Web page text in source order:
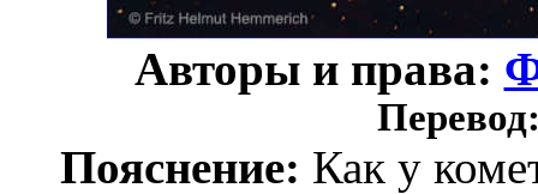
Авторы и права:
Пояснение: Как у